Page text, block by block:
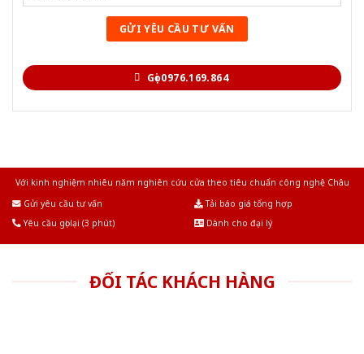
Gọi 0976.169.864
Với kinh nghiệm nhiêu năm nghiên cứu cửa theo tiêu chuẩn công nghệ Châu
Gửi yêu cầu tư vấn
Tải báo giá tổng hợp
Yêu cầu gọi lại (3 phút)
Dành cho đại lý
ĐỐI TÁC KHÁCH HÀNG